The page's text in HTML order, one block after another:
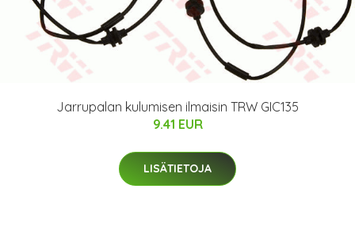
Jarrupalan kulumisen ilmaisin TRW GIC135
9.41 EUR
LISÄTIETOJA